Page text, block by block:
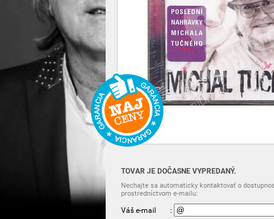
TOVAR JE DOČASNE VYPREDANÝ.
Nechajte sa automaticky kontaktovať o
prostredníctvom e-mailu:
Váš e-mail :